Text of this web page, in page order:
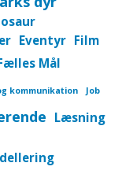
Eventyr Film
Mål
kommunikation Job
Læsning